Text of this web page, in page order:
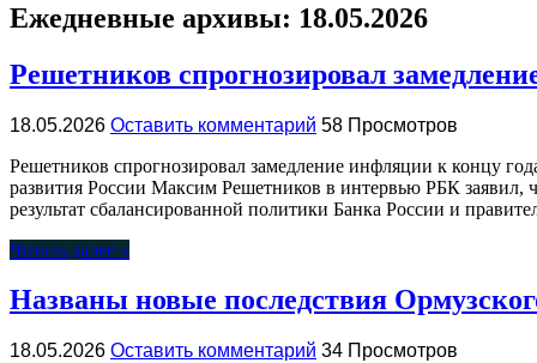
Ежедневные архивы: 18.05.2026
Решетников спрогнозировал
18.05.2026 Оставить комментарий 58 Просмотров
Решетников спрогнозировал замедление инфляции к концу
развития России Максим Решетников в интервью РБК заявил,
результат сбалансированной политики Банка России и
Читать далее »
Названы новые последствия
18.05.2026 Оставить комментарий 34 Просмотров